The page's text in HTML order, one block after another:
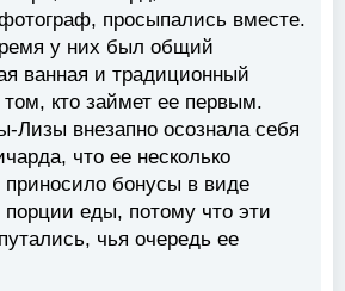
просыпались вместе.
у них был общий
ванная и традиционный
кто займет ее первым.
Лизы внезапно осознала себя
что ее несколько
приносило бонусы в виде
порции еды, потому что эти
чья очередь ее